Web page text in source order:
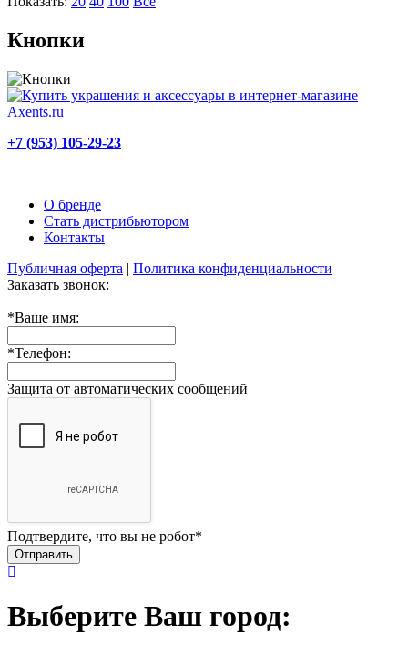
Кнопки
+7 (953) 105-29-23
О бренде
Стать дистрибьютором
Контакты
Публичная оферта | Политика конфиденциальности
Заказать звонок:
*Ваше имя:
*Телефон:
Защита от автоматических сообщений
Подтвердите, что вы не робот*
Выберите Ваш город: